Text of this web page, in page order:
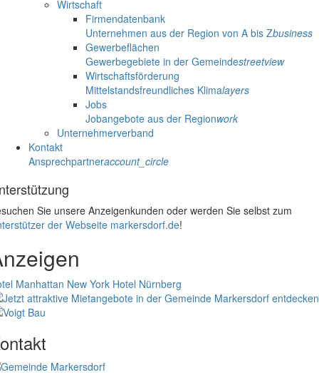
Wirtschaft
Firmendatenbank
Unternehmen aus der Region von A bis Zbusiness
Gewerbeflächen
Gewerbegebiete in der Gemeindestreetview
Wirtschaftsförderung
Mittelstandsfreundliches Klimalayers
Jobs
Jobangebote aus der Regionwork
Unternehmerverband
Kontakt
Ansprechpartneraccount_circle
Sie unsere Anzeigenkunden oder werden Sie selbst zum
der Webseite markersdorf.de!
Manhattan New York Hotel Nürnberg